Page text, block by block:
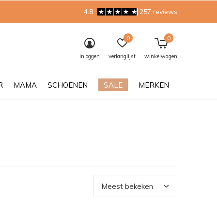
MAMA SCHOENEN SALE MERKEN
inloggen verlanglijst
0
winkelwagen
0
4.8 257 reviews